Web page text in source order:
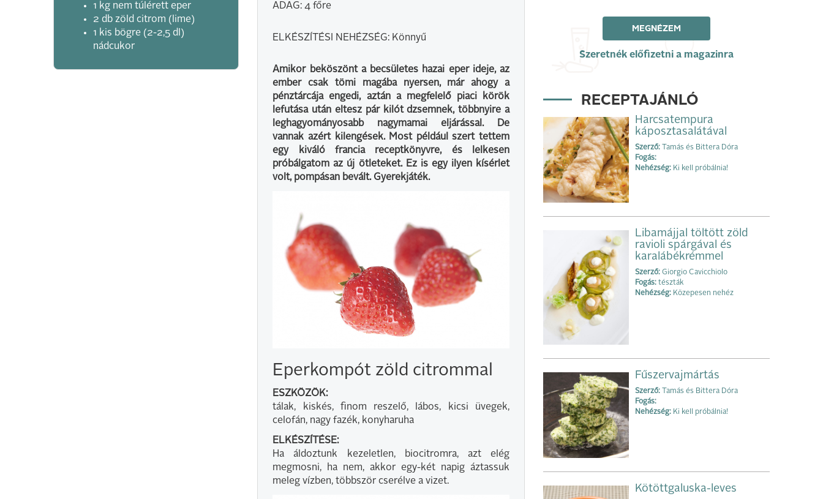
1 kg nem túlérett eper
2 db zöld citrom (lime)
1 kis bögre (2-2,5 dl)
nádcukor
ADAG: 4 főre
ELKÉSZÍTÉSI NEHÉZSÉG: Könnyű
Amikor beköszönt a becsületes hazai eper ideje, az
ember csak tömi magába nyersen, már ahogy a
pénztárcája engedi, aztán a megfelelő piaci körök
lefutása után eltesz pár kilót dzsemnek, többnyire a
leghagyományosabb nagymamai eljárással. De
vannak azért kilengések. Most például szert tettem
egy kiváló francia receptkönyvre, és lelkesen
próbálgatom az új ötleteket. Ez is egy ilyen kísérlet
volt, pompásan bevált. Gyerekjáték.
Eperkompót zöld citrommal
ESZKÖZÖK:
tálak, kiskés, finom reszelő, lábos, kicsi üvegek,
celofán, nagy fazék, konyharuha
ELKÉSZÍTÉSE:
Ha áldoztunk kezeletlen, biocitromra, azt elég
megmosni, ha nem, akkor egy-két napig áztassuk
meleg vízben, többször cserélve a vizet.
MEGNÉZEM
Szeretnék előfizetni a magazinra
RECEPTAJÁNLÓ
Harcsatempura
káposztasalátával
Szerző: Tamás és Bittera Dóra
Fogás:
Nehézség: Ki kell próbálnia!
Libamájjal töltött zöld
ravioli spárgával és
karalábékrémmel
Szerző: Giorgio Cavicchiolo
Fogás: tészták
Nehézség: Közepesen nehéz
Fűszervajmártás
Szerző: Tamás és Bittera Dóra
Fogás:
Nehézség: Ki kell próbálnia!
Kötöttgaluska-leves